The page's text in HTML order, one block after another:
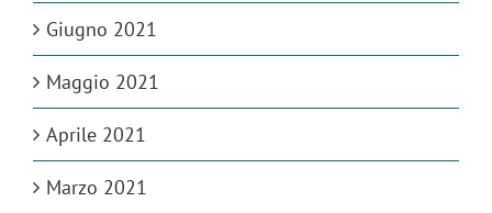
Giugno 2021
Maggio 2021
Aprile 2021
Marzo 2021